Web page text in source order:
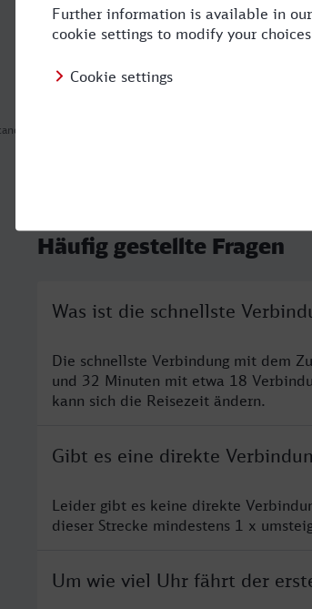
2026-08-06 04:00
Koebenhavn H
21.08.26
8:40 4
Häufig gestellte Fragen
Was ist die schnellste
Die schnellste Verbindung mit dem
und 32 Minuten mit etwa 18
kann sich die Reisezeit ändern.
Gibt es eine direkte
Leider gibt es keine direkte
dieser Strecke mindestens 1 x
Um wie viel Uhr fährt der